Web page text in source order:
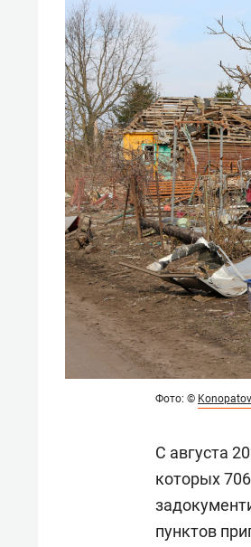
Фото: ©
С августа
которых
пунктов